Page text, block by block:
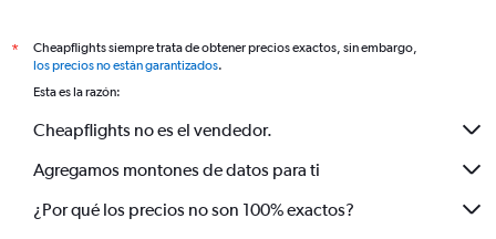
*
Cheapflights siempre trata de obtener precios exactos, sin embargo,
los precios no están garantizados.
Esta es la razón:
Cheapflights no es el vendedor.
Agregamos montones de datos para ti
¿Por qué los precios no son 100% exactos?